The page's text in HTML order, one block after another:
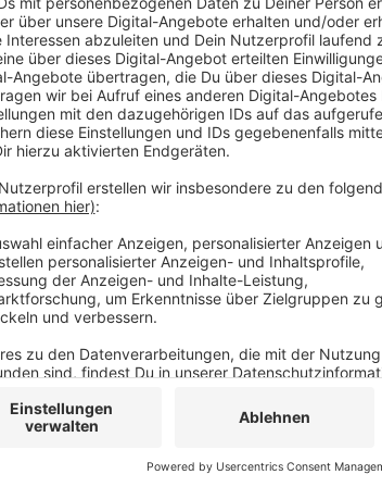
Hintergrund ist ein mittlerweile 5
Landungen vorsieht. Weil das
musste der Flughafen
öffentlich ausgelegt werden. Das
Anwohner zum einen erneut ihre
der Initiative das gesamte
Düsseldorfer Flughafens will die